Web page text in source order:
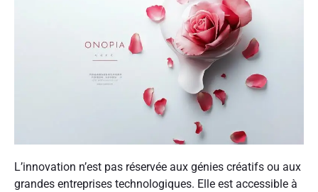
L’innovation n’est pas réservée aux génies créatifs ou aux
grandes entreprises technologiques. Elle est accessible à